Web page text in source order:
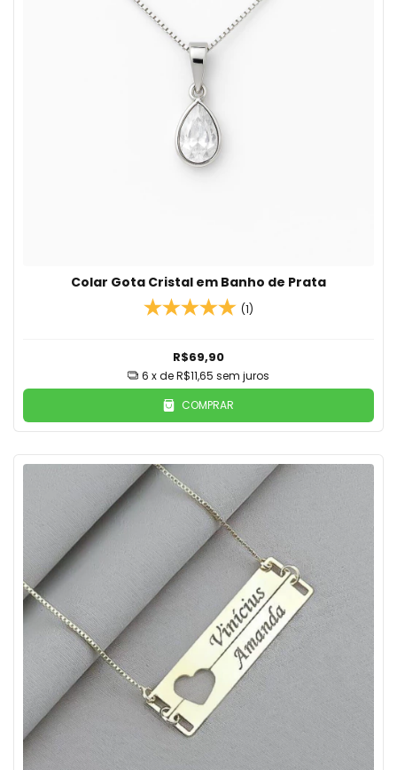
Colar Gota Cristal em Banho de Prata
(1)
R$69,90
6 x deR$11,65 sem juros
COMPRAR